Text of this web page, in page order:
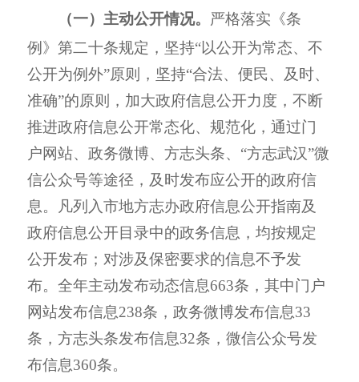
（一） 主动公开情况。 严格落实《条
例》第二十条规定，坚持“以公开为常态、不
公开为例外”原则，坚持“合法、便民、及时、
准确”的原则，加大政府信息公开力度，不断
推进政府信息公开常态化、规范化，通过门
户网站、政务微博、方志头条、“方志武汉”微
信公众号等途径， 及时发布应公开的政府信
息。
凡列入市地方志办政府信息公开指南及
政府信息公开目录中的政务信息，均按规定
公开发布 ； 对涉及保密要求的信息不予发
布。全年主动发布动态信息663条 ，其中门户
网站发布信息238条，政务微博发布信息33
条，方志头条发布信息32条，微信公众号发
布信息360条。